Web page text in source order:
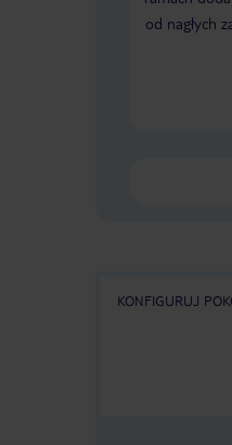
od nagłych
KONFIGURUJ